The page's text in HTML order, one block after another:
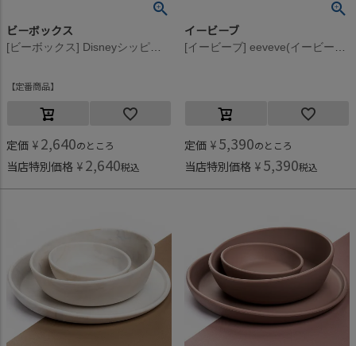
ビーボックス
[ビーボックス] Disneyシッピーカップ Mickey
定番商品
定価 ¥ 2,640のところ
当店特別価格 ¥ 2,640税込
イービーブ
[イービーブ] eeveve(イービーブ) 【ギフトボックス入り】 プレート・ボウル3点セット Autumn Gold Dark
定価 ¥ 5,390のところ
当店特別価格 ¥ 5,390税込